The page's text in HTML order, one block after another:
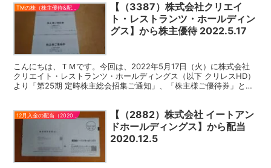
【（3387）株式会社クリエイ
ト・レストランツ・ホールディン
グス】から株主優待 2022.5.17
こんにちは、ＴＭです。今回は、2022年5月17日（火）に株式会社
クリエイト・レストランツ・ホールディングス（以下 クリレスHD）
より「第25期 定時株主総会招集ご通知」、「株主様ご優待券」と
【（2882）株式会社 イートアン
ドホールディングス】から配当
2020.12.5